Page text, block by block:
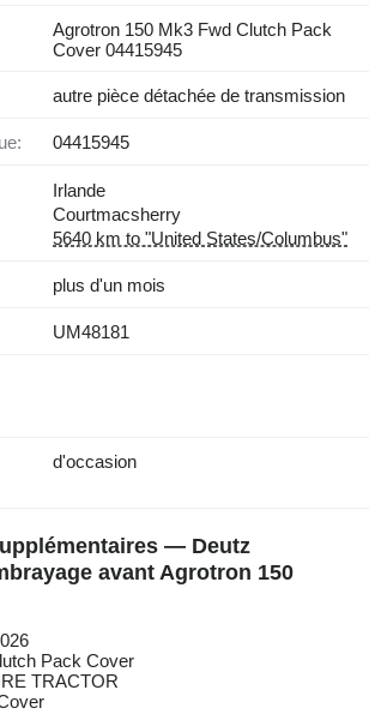
Agrotron 150 Mk3 Fwd Clutch Pack
Cover 04415945
autre pièce détachée de transmission
04415945
Irlande
Courtmacsherry
5640 km to "United States/Columbus"
plus d'un mois
UM48181
d'occasion
— Deutz
avant Agrotron 150
Pack Cover
TRACTOR